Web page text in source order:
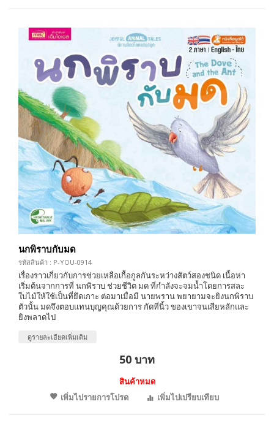
นกพิราบกับมด
รหัสสินค้า : P-YOU-0914
เรื่องราวเกี่ยวกับการช่วยเหลือเกื้อกูลกันระหว่างสัตว์สองชนิด เนื้อหา
เริ่มต้นจากการที่ นกพิราบ ช่วยชีวิต มด ที่กำลังจะจมน้ำโดยการสละ
ใบไม้ให้ใช้เป็นที่ยึดเกาะ ต่อมาเมื่อมี นายพราน พยายามจะยิงนกพิราบ
ตัวนั้น มดจึงตอบแทนบุญคุณด้วยการ กัดที่นิ้ว ของเขาจนเสียหลักและ
ยิงพลาดไป
ดูรายละเอียดเพิ่มเติม
50 บาท
สินค้าหมด
เพิ่มไปรายการโปรด
เพิ่มไปเปรียบเทียบ